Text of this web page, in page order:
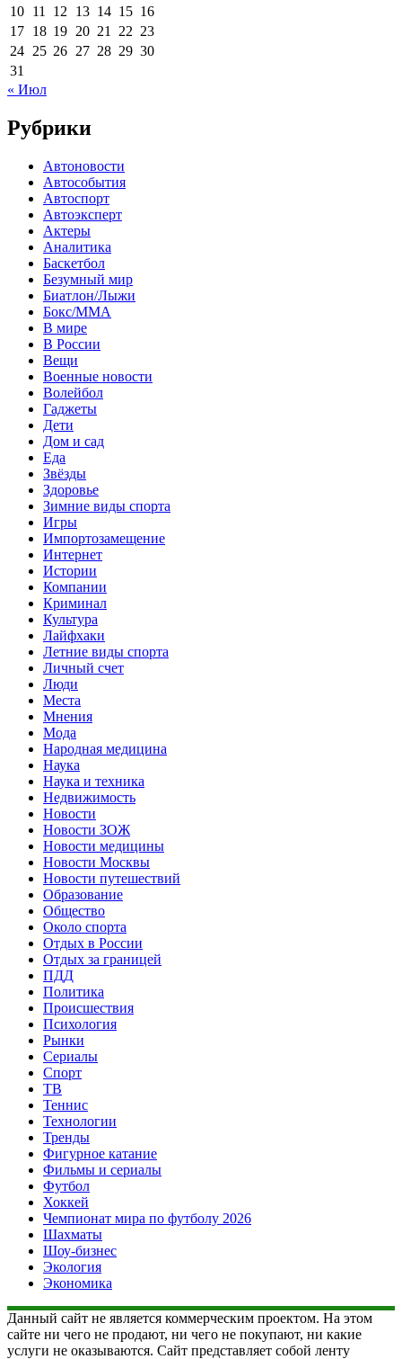
10 11 12 13 14 15 16
17 18 19 20 21 22 23
24 25 26 27 28 29 30
31
« Июл
Рубрики
Автоновости
Автособытия
Автоспорт
Автоэксперт
Актеры
Аналитика
Баскетбол
Безумный мир
Биатлон/Лыжи
Бокс/MMA
В мире
В России
Вещи
Военные новости
Волейбол
Гаджеты
Дети
Дом и сад
Еда
Звёзды
Здоровье
Зимние виды спорта
Игры
Импортозамещение
Интернет
Истории
Компании
Криминал
Культура
Лайфхаки
Летние виды спорта
Личный счет
Люди
Места
Мнения
Мода
Народная медицина
Наука
Наука и техника
Недвижимость
Новости
Новости ЗОЖ
Новости медицины
Новости Москвы
Новости путешествий
Образование
Общество
Около спорта
Отдых в России
Отдых за границей
ПДД
Политика
Происшествия
Психология
Рынки
Сериалы
Спорт
ТВ
Теннис
Технологии
Тренды
Фигурное катание
Фильмы и сериалы
Футбол
Хоккей
Чемпионат мира по футболу 2026
Шахматы
Шоу-бизнес
Экология
Экономика
Данный сайт не является коммерческим проектом. На этом
сайте ни чего не продают, ни чего не покупают, ни какие
услуги не оказываются. Сайт представляет собой ленту